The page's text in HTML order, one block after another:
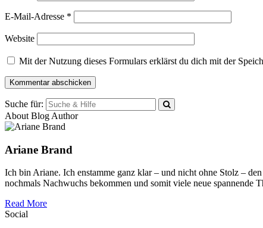
E-Mail-Adresse *
Website
Mit der Nutzung dieses Formulars erklärst du dich mit der
Suche für:
About Blog Author
Ariane Brand
Ich bin Ariane. Ich enstamme ganz klar – und nicht ohne Stolz –
nochmals Nachwuchs bekommen und somit viele neue spannende
Read More
Social